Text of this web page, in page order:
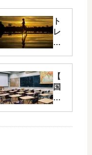
ト
レ
ー
ン
グ
記
録
と
ロ
【
国
語
ト